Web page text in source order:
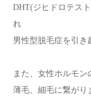
DHT(ジヒドロテス
れ
男性型脱毛症を引き
また、女性ホルモ
薄毛、細毛に繋がり